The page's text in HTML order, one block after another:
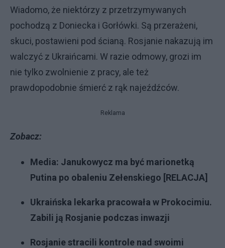
Wiadomo, że niektórzy z przetrzymywanych
pochodzą z Doniecka i Gorłówki. Są przerażeni,
skuci, postawieni pod ścianą. Rosjanie nakazują im
walczyć z Ukraińcami. W razie odmowy, grozi im
nie tylko zwolnienie z pracy, ale też
prawdopodobnie śmierć z rąk najeźdźców.
Reklama
Zobacz:
Media: Janukowycz ma być marionetką
Putina po obaleniu Zełenskiego [RELACJA]
Ukraińska lekarka pracowała w Prokocimiu.
Zabili ją Rosjanie podczas inwazji
Rosjanie stracili kontrole nad swoimi